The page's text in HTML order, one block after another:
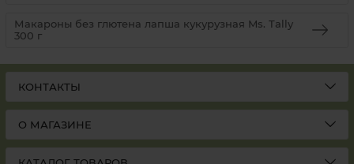
Макароны без глютена лапша кукурузная Ms. Tally
300 г
КОНТАКТЫ
О МАГАЗИНЕ